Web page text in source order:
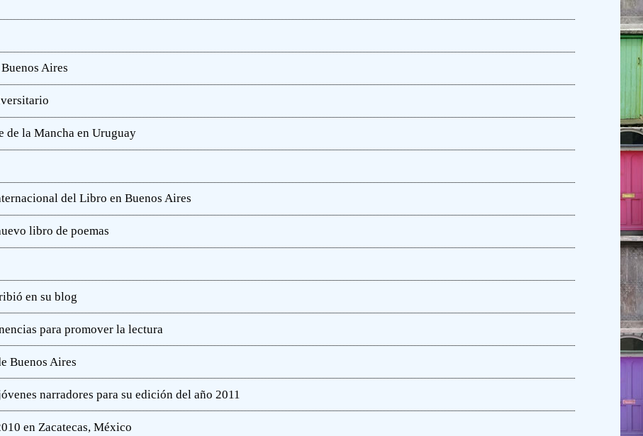
Aires
de la Mancha en Uruguay
del Libro en Buenos Aires
libro de poemas
en su blog
para promover la lectura
Buenos Aires
narradores para su edición del año 2011
en Zacatecas, México